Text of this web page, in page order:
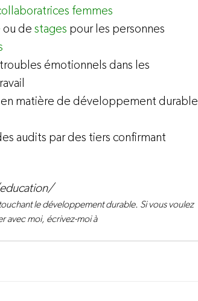
femmes
ou de stages pour les personnes
émotionnels dans les
matière de développement durable
audits par des tiers confirmant
le développement durable. Si vous voulez
avec moi, écrivez-moi à